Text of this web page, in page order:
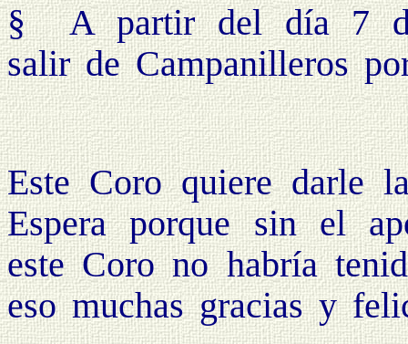
§
A partir del día 7
salir de Campanilleros
Este Coro quiere darle
Espera porque sin el
este Coro no habría
eso muchas gracias y